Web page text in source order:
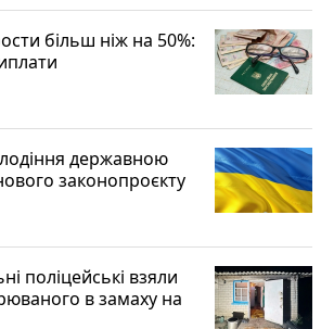
більш ніж на 50%:
державною
законопроєкту
поліцейські взяли
в замаху на